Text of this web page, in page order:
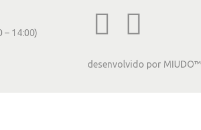
– 14:00)
desenvolvido por MIUDO™